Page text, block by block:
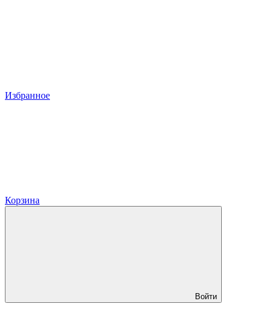
Избранное
Корзина
Войти